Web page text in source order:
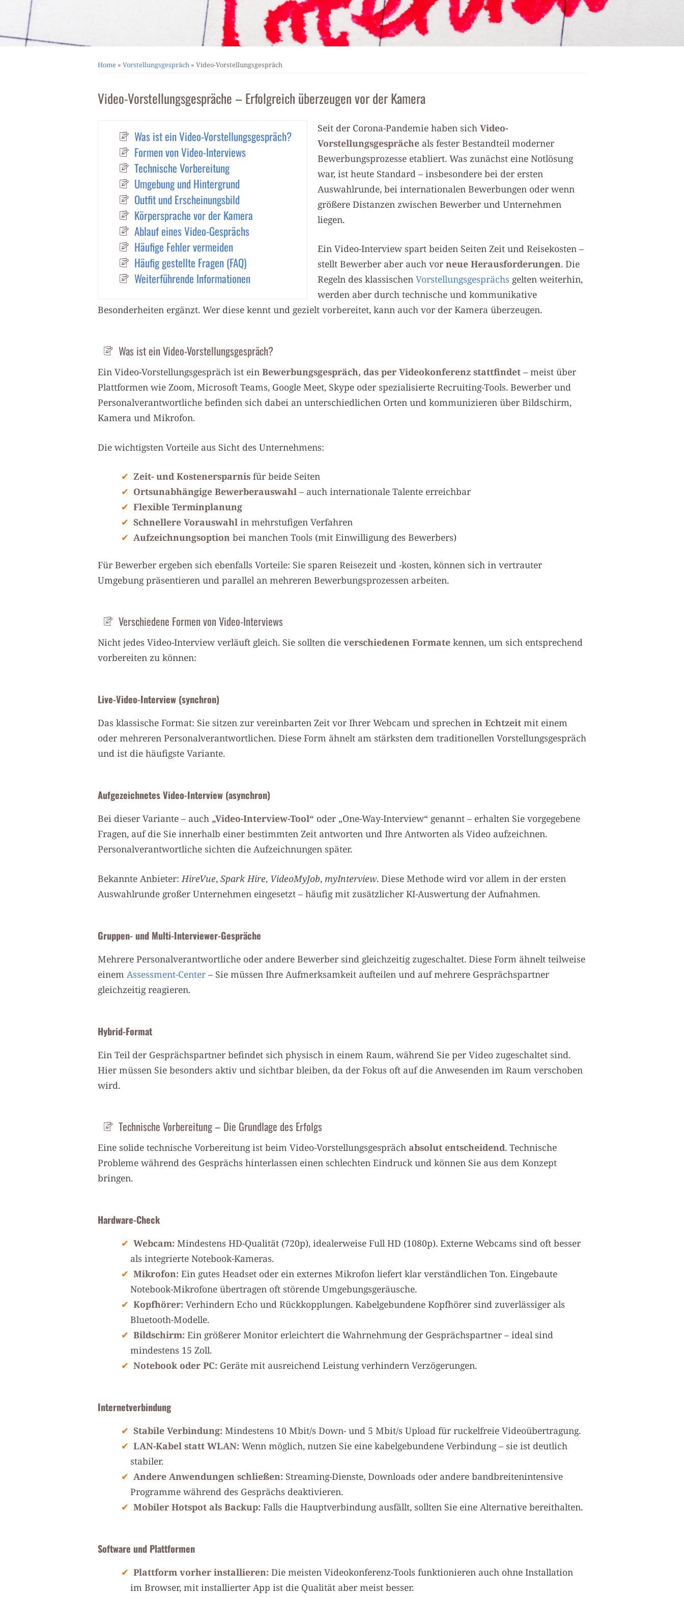
Home » Vorstellungsgespräch » Video-Vorstellungsgespräch
Video-Vorstellungsgespräche – Erfolgreich überzeugen vor der Kamera
Was ist ein Video-Vorstellungsgespräch?
Formen von Video-Interviews
Technische Vorbereitung
Umgebung und Hintergrund
Outfit und Erscheinungsbild
Körpersprache vor der Kamera
Ablauf eines Video-Gesprächs
Häufige Fehler vermeiden
Häufig gestellte Fragen (FAQ)
Weiterführende Informationen
Seit der Corona-Pandemie haben sich Video-
Vorstellungsgespräche als fester Bestandteil moderner
Bewerbungsprozesse etabliert. Was zunächst eine Notlösung
war, ist heute Standard – insbesondere bei der ersten
Auswahlrunde, bei internationalen Bewerbungen oder wenn
größere Distanzen zwischen Bewerber und Unternehmen
liegen.
Ein Video-Interview spart beiden Seiten Zeit und Reisekosten –
stellt Bewerber aber auch vor neue Herausforderungen. Die
Regeln des klassischen Vorstellungsgesprächs gelten weiterhin,
werden aber durch technische und kommunikative
Besonderheiten ergänzt. Wer diese kennt und gezielt vorbereitet, kann auch vor der Kamera überzeugen.
Was ist ein Video-Vorstellungsgespräch?
Ein Video-Vorstellungsgespräch ist ein Bewerbungsgespräch, das per Videokonferenz stattfindet – meist über
Plattformen wie Zoom, Microsoft Teams, Google Meet, Skype oder spezialisierte Recruiting-Tools. Bewerber und
Personalverantwortliche befinden sich dabei an unterschiedlichen Orten und kommunizieren über Bildschirm,
Kamera und Mikrofon.
Die wichtigsten Vorteile aus Sicht des Unternehmens:
Zeit- und Kostenersparnis für beide Seiten
Ortsunabhängige Bewerberauswahl – auch internationale Talente erreichbar
Flexible Terminplanung
Schnellere Vorauswahl in mehrstufigen Verfahren
Aufzeichnungsoption bei manchen Tools (mit Einwilligung des Bewerbers)
Für Bewerber ergeben sich ebenfalls Vorteile: Sie sparen Reisezeit und -kosten, können sich in vertrauter
Umgebung präsentieren und parallel an mehreren Bewerbungsprozessen arbeiten.
Verschiedene Formen von Video-Interviews
Nicht jedes Video-Interview verläuft gleich. Sie sollten die verschiedenen Formate kennen, um sich entsprechend
vorbereiten zu können:
Live-Video-Interview (synchron)
Das klassische Format: Sie sitzen zur vereinbarten Zeit vor Ihrer Webcam und sprechen in Echtzeit mit einem
oder mehreren Personalverantwortlichen. Diese Form ähnelt am stärksten dem traditionellen Vorstellungsgespräch
und ist die häufigste Variante.
Aufgezeichnetes Video-Interview (asynchron)
Bei dieser Variante – auch „Video-Interview-Tool“ oder „One-Way-Interview“ genannt – erhalten Sie vorgegebene
Fragen, auf die Sie innerhalb einer bestimmten Zeit antworten und Ihre Antworten als Video aufzeichnen.
Personalverantwortliche sichten die Aufzeichnungen später.
Bekannte Anbieter: HireVue, Spark Hire, VideoMyJob, myInterview. Diese Methode wird vor allem in der ersten
Auswahlrunde großer Unternehmen eingesetzt – häufig mit zusätzlicher KI-Auswertung der Aufnahmen.
Gruppen- und Multi-Interviewer-Gespräche
Mehrere Personalverantwortliche oder andere Bewerber sind gleichzeitig zugeschaltet. Diese Form ähnelt teilweise
einem Assessment-Center – Sie müssen Ihre Aufmerksamkeit aufteilen und auf mehrere Gesprächspartner
gleichzeitig reagieren.
Hybrid-Format
Ein Teil der Gesprächspartner befindet sich physisch in einem Raum, während Sie per Video zugeschaltet sind.
Hier müssen Sie besonders aktiv und sichtbar bleiben, da der Fokus oft auf die Anwesenden im Raum verschoben
wird.
Technische Vorbereitung – Die Grundlage des Erfolgs
Eine solide technische Vorbereitung ist beim Video-Vorstellungsgespräch absolut entscheidend. Technische
Probleme während des Gesprächs hinterlassen einen schlechten Eindruck und können Sie aus dem Konzept
bringen.
Hardware-Check
Webcam: Mindestens HD-Qualität (720p), idealerweise Full HD (1080p). Externe Webcams sind oft besser
als integrierte Notebook-Kameras.
Mikrofon: Ein gutes Headset oder ein externes Mikrofon liefert klar verständlichen Ton. Eingebaute
Notebook-Mikrofone übertragen oft störende Umgebungsgeräusche.
Kopfhörer: Verhindern Echo und Rückkopplungen. Kabelgebundene Kopfhörer sind zuverlässiger als
Bluetooth-Modelle.
Bildschirm: Ein größerer Monitor erleichtert die Wahrnehmung der Gesprächspartner – ideal sind
mindestens 15 Zoll.
Notebook oder PC: Geräte mit ausreichend Leistung verhindern Verzögerungen.
Internetverbindung
Stabile Verbindung: Mindestens 10 Mbit/s Down- und 5 Mbit/s Upload für ruckelfreie Videoübertragung.
LAN-Kabel statt WLAN: Wenn möglich, nutzen Sie eine kabelgebundene Verbindung – sie ist deutlich
stabiler.
Andere Anwendungen schließen: Streaming-Dienste, Downloads oder andere bandbreitenintensive
Programme während des Gesprächs deaktivieren.
Mobiler Hotspot als Backup: Falls die Hauptverbindung ausfällt, sollten Sie eine Alternative bereithalten.
Software und Plattformen
Plattform vorher installieren: Die meisten Videokonferenz-Tools funktionieren auch ohne Installation
im Browser, mit installierter App ist die Qualität aber meist besser.